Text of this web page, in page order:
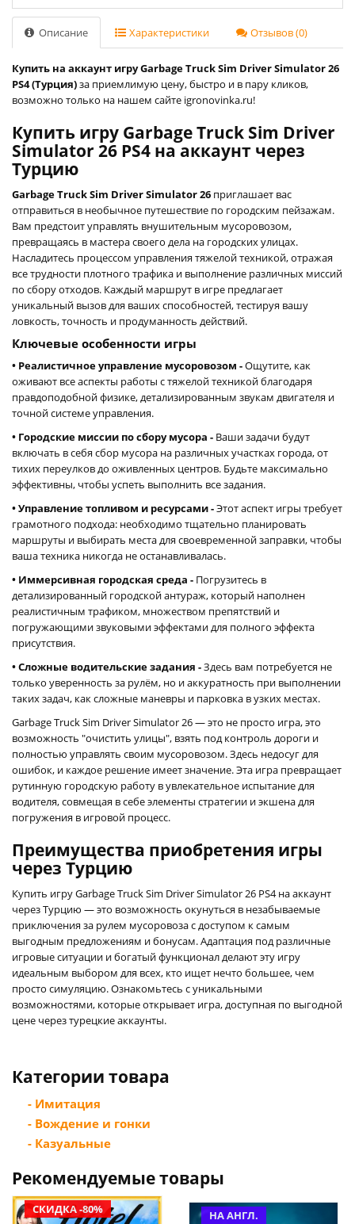
Описание Характеристики Отзывов (0)
Купить на аккаунт игру Garbage Truck Sim Driver Simulator 26
PS4 (Турция)за приемлимую цену, быстро и в пару кликов,
возможно только на нашем сайте igronovinka.ru!
Купить игру Garbage Truck Sim Driver
Simulator 26 PS4 на аккаунт через
Турцию
Garbage Truck Sim Driver Simulator 26 приглашает вас
отправиться в необычное путешествие по городским пейзажам.
Вам предстоит управлять внушительным мусоровозом,
превращаясь в мастера своего дела на городских улицах.
Насладитесь процессом управления тяжелой техникой, отражая
все трудности плотного трафика и выполнение различных миссий
по сбору отходов. Каждый маршрут в игре предлагает
уникальный вызов для ваших способностей, тестируя вашу
ловкость, точность и продуманность действий.
Ключевые особенности игры
• Реалистичное управление мусоровозом -Ощутите, как
оживают все аспекты работы с тяжелой техникой благодаря
правдоподобной физике, детализированным звукам двигателя и
точной системе управления.
• Городские миссии по сбору мусора - Ваши задачи будут
включать в себя сбор мусора на различных участках города, от
тихих переулков до оживленных центров. Будьте максимально
эффективны, чтобы успеть выполнить все задания.
• Управление топливом и ресурсами -Этот аспект игры требует
грамотного подхода: необходимо тщательно планировать
маршруты и выбирать места для своевременной заправки, чтобы
ваша техника никогда не останавливалась.
• Иммерсивная городская среда - Погрузитесь в
детализированный городской антураж, который наполнен
реалистичным трафиком, множеством препятствий и
погружающими звуковыми эффектами для полного эффекта
присутствия.
• Сложные водительские задания -Здесь вам потребуется не
только уверенность за рулём, но и аккуратность при выполнении
таких задач, как сложные маневры и парковка в узких местах.
Garbage Truck Sim Driver Simulator 26 — это не просто игра, это
возможность "очистить улицы", взять под контроль дороги и
полностью управлять своим мусоровозом. Здесь недосуг для
ошибок, и каждое решение имеет значение. Эта игра превращает
рутинную городскую работу в увлекательное испытание для
водителя, совмещая в себе элементы стратегии и экшена для
погружения в игровой процесс.
Преимущества приобретения игры
через Турцию
Купить игру Garbage Truck Sim Driver Simulator 26 PS4 на аккаунт
через Турцию — это возможность окунуться в незабываемые
приключения за рулем мусоровоза с доступом к самым
выгодным предложениям и бонусам. Адаптация под различные
игровые ситуации и богатый функционал делают эту игру
идеальным выбором для всех, кто ищет нечто большее, чем
просто симуляцию. Ознакомьтесь с уникальными
возможностями, которые открывает игра, доступная по выгодной
цене через турецкие аккаунты.
Категории товара
- Имитация
- Вождение и гонки
- Казуальные
Рекомендуемые товары
СКИДКА -80% НА АНГЛ.